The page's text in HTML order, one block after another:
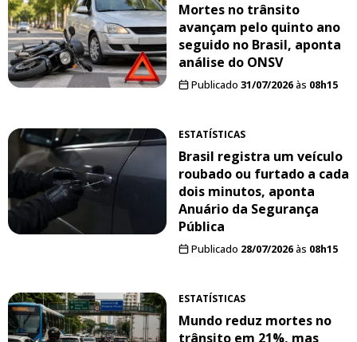
Mortes no trânsito
avançam pelo quinto ano
seguido no Brasil, aponta
análise do ONSV
Publicado 31/07/2026às 08h15
ESTATÍSTICAS
Brasil registra um veículo
roubado ou furtado a cada
dois minutos, aponta
Anuário da Segurança
Pública
Publicado 28/07/2026às 08h15
ESTATÍSTICAS
Mundo reduz mortes no
trânsito em 21%, mas